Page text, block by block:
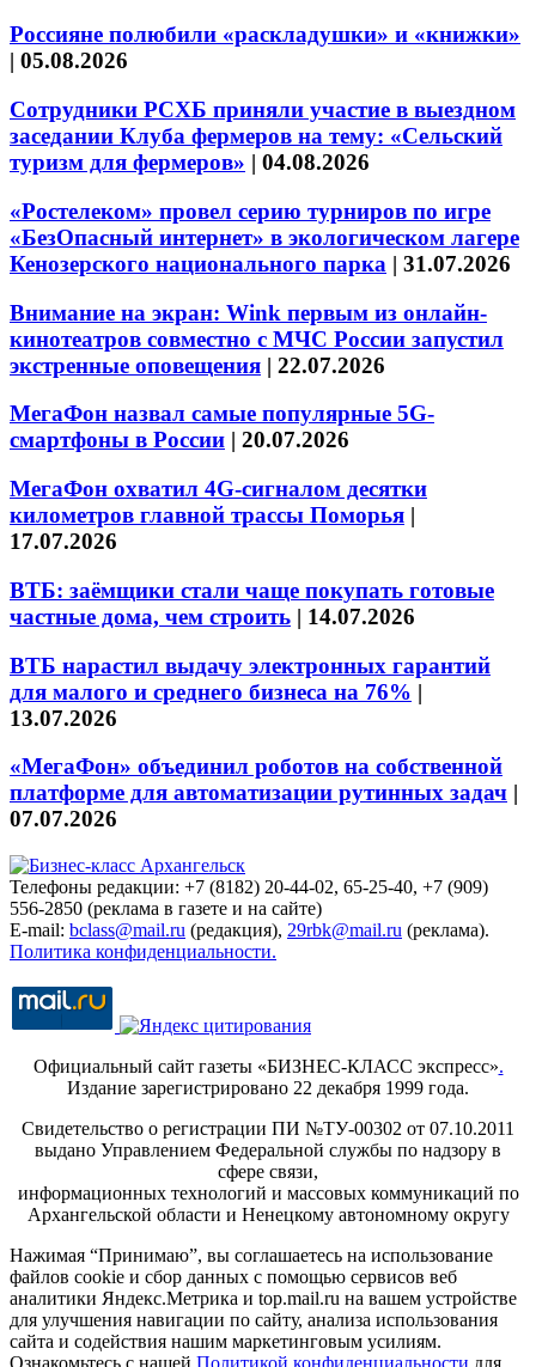
Россияне полюбили «раскладушки» и «книжки»
| 05.08.2026
Сотрудники РСХБ приняли участие в выездном
заседании Клуба фермеров на тему: «Сельский
туризм для фермеров» | 04.08.2026
«Ростелеком» провел серию турниров по игре
«БезОпасный интернет» в экологическом лагере
Кенозерского национального парка | 31.07.2026
Внимание на экран: Wink первым из онлайн-
кинотеатров совместно с МЧС России запустил
экстренные оповещения | 22.07.2026
МегаФон назвал самые популярные 5G-
смартфоны в России | 20.07.2026
МегаФон охватил 4G-сигналом десятки
километров главной трассы Поморья |
17.07.2026
ВТБ: заёмщики стали чаще покупать готовые
частные дома, чем строить | 14.07.2026
ВТБ нарастил выдачу электронных гарантий
для малого и среднего бизнеса на 76% |
13.07.2026
«МегаФон» объединил роботов на собственной
платформе для автоматизации рутинных задач |
07.07.2026
Телефоны редакции: +7 (8182) 20-44-02, 65-25-40, +7 (909)
556-2850 (реклама в газете и на сайте)
E-mail: bclass@mail.ru (редакция), 29rbk@mail.ru (реклама).
Политика конфиденциальности.
Официальный сайт газеты «БИЗНЕС-КЛАСС экспресс».
Издание зарегистрировано 22 декабря 1999 года.
Свидетельство о регистрации ПИ №ТУ-00302 от 07.10.2011
выдано Управлением Федеральной службы по надзору в
сфере связи,
информационных технологий и массовых коммуникаций по
Архангельской области и Ненецкому автономному округу
Нажимая “Принимаю”, вы соглашаетесь на использование
файлов cookie и сбор данных с помощью сервисов веб
аналитики Яндекс.Метрика и top.mail.ru на вашем устройстве
для улучшения навигации по сайту, анализа использования
сайта и содействия нашим маркетинговым усилиям.
Ознакомьтесь с нашей Политикой конфиденциальности для